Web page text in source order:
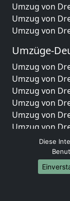
Umzug von
Umzug von
Umzug von
Umzüge-
Umzug von
Umzug von
Umzug von
Umzug von
Umzug von
Umzug von
Umzug von
Umzug von
Umzug von
Umzug von
Umzug von
Diese